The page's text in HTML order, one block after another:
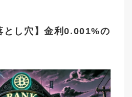
とし穴】金利0.001%の